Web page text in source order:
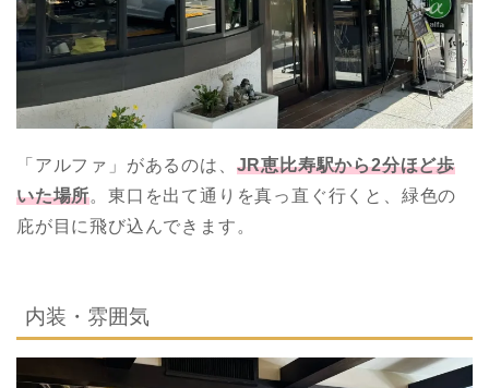
「アルファ」があるのは、 JR恵比寿駅から2分ほど歩
いた場所。東口を出て通りを真っ直ぐ行くと、緑色の
庇が目に飛び込んできます。
内装・雰囲気